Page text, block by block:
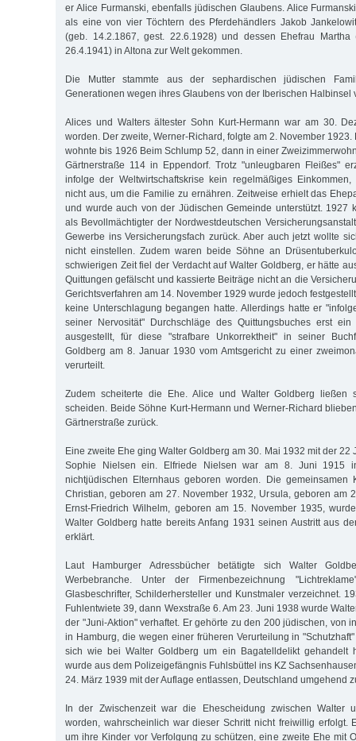
er Alice Furmanski, ebenfalls jüdischen Glaubens. Alice
als eine von vier Töchtern des Pferdehändlers Jakob
(geb. 14.2.1867, gest. 22.6.1928) und dessen Ehefrau Martha
26.4.1941) in Altona zur Welt gekommen.
Die Mutter stammte aus der sephardischen jüdischen
Generationen wegen ihres Glaubens von der Iberischen Halbinsel
Alices und Walters ältester Sohn Kurt-Hermann war am 30.
worden. Der zweite, Werner-Richard, folgte am 2. November
wohnte bis 1926 Beim Schlump 52, dann in einer
Gärtnerstraße 114 in Eppendorf. Trotz "unleugbaren Fleißes"
infolge der Weltwirtschaftskrise kein regelmäßiges
nicht aus, um die Familie zu ernähren. Zeitweise erhielt das
und wurde auch von der Jüdischen Gemeinde unterstützt. 1927
als Bevollmächtigter der Nordwestdeutschen
Gewerbe ins Versicherungsfach zurück. Aber auch jetzt wollte
nicht einstellen. Zudem waren beide Söhne an
schwierigen Zeit fiel der Verdacht auf Walter Goldberg, er hätte
Quittungen gefälscht und kassierte Beiträge nicht an die
Gerichtsverfahren am 14. November 1929 wurde jedoch
keine Unterschlagung begangen hatte. Allerdings hatte er
seiner Nervosität" Durchschläge des Quittungsbuches erst
ausgestellt, für diese "strafbare Unkorrektheit" in seiner
Goldberg am 8. Januar 1930 vom Amtsgericht zu einer
verurteilt.
Zudem scheiterte die Ehe. Alice und Walter Goldberg
scheiden. Beide Söhne Kurt-Hermann und Werner-Richard
Gärtnerstraße zurück.
Eine zweite Ehe ging Walter Goldberg am 30. Mai 1932 mit der 22
Sophie Nielsen ein. Elfriede Nielsen war am 8. Juni 1915
nichtjüdischen Elternhaus geboren worden. Die gemeinsamen
Christian, geboren am 27. November 1932, Ursula, geboren am
Ernst-Friedrich Wilhelm, geboren am 15. November 1935,
Walter Goldberg hatte bereits Anfang 1931 seinen Austritt aus
erklärt.
Laut Hamburger Adressbücher betätigte sich Walter
Werbebranche. Unter der Firmenbezeichnung
Glasbeschrifter, Schilderhersteller und Kunstmaler verzeichnet.
Fuhlentwiete 39, dann Wexstraße 6. Am 23. Juni 1938 wurde
der "Juni-Aktion" verhaftet. Er gehörte zu den 200 jüdischen, von
in Hamburg, die wegen einer früheren Verurteilung in
sich wie bei Walter Goldberg um ein Bagatelldelikt gehandelt
wurde aus dem Polizeigefängnis Fuhlsbüttel ins KZ
24. März 1939 mit der Auflage entlassen, Deutschland umgehend
In der Zwischenzeit war die Ehescheidung zwischen Walter
worden, wahrscheinlich war dieser Schritt nicht freiwillig erfolgt.
um ihre Kinder vor Verfolgung zu schützen, eine zweite Ehe mit